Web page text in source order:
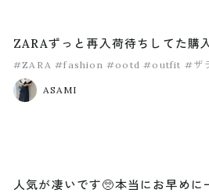
ZARAずっと再入荷待ちしてた購
#ZARA #fashion #ootd #outfit #ザ
ASAMI
人気が凄いです🥺本当にお早めに